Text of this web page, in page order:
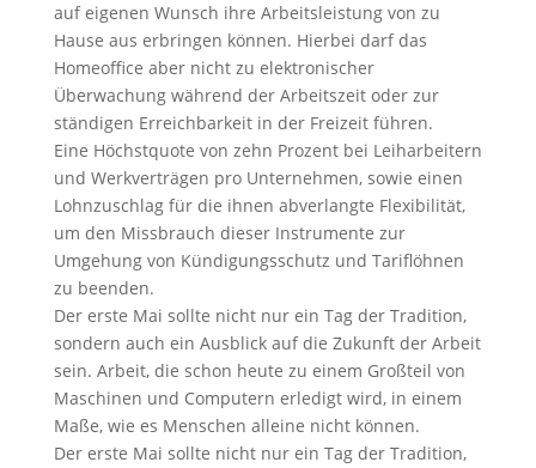
auf eigenen Wunsch ihre Arbeitsleistung von zu
Hause aus erbringen können. Hierbei darf das
Homeoffice aber nicht zu elektronischer
Überwachung während der Arbeitszeit oder zur
ständigen Erreichbarkeit in der Freizeit führen.
Eine Höchstquote von zehn Prozent bei Leiharbeitern
und Werkverträgen pro Unternehmen, sowie einen
Lohnzuschlag für die ihnen abverlangte Flexibilität,
um den Missbrauch dieser Instrumente zur
Umgehung von Kündigungsschutz und Tariflöhnen
zu beenden.
Der erste Mai sollte nicht nur ein Tag der Tradition,
sondern auch ein Ausblick auf die Zukunft der Arbeit
sein. Arbeit, die schon heute zu einem Großteil von
Maschinen und Computern erledigt wird, in einem
Maße, wie es Menschen alleine nicht können.
Der erste Mai sollte nicht nur ein Tag der Tradition,